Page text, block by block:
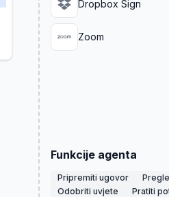
Dropbox Sign
Zoom
Funkcije agenta
Pripremiti ugovor
Odobriti uvjete
Pratiti